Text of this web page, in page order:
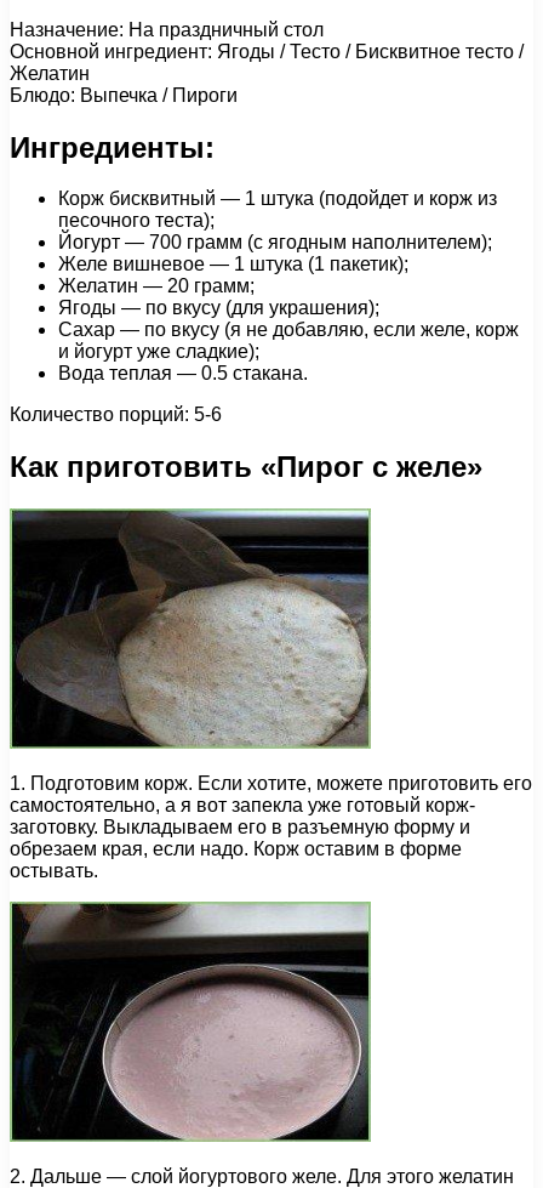
Назначение: На праздничный стол
Основной ингредиент: Ягоды / Тесто / Бисквитное тесто /
Желатин
Блюдо: Выпечка / Пироги
Ингредиенты:
Корж бисквитный — 1 штука (подойдет и корж из
песочного теста);
Йогурт — 700 грамм (с ягодным наполнителем);
Желе вишневое — 1 штука (1 пакетик);
Желатин — 20 грамм;
Ягоды — по вкусу (для украшения);
Сахар — по вкусу (я не добавляю, если желе, корж
и йогурт уже сладкие);
Вода теплая — 0.5 стакана.
Количество порций: 5-6
Как приготовить «Пирог с желе»
1. Подготовим корж. Если хотите, можете приготовить его
самостоятельно, а я вот запекла уже готовый корж-
заготовку. Выкладываем его в разъемную форму и
обрезаем края, если надо. Корж оставим в форме
остывать.
2. Дальше — слой йогуртового желе. Для этого желатин